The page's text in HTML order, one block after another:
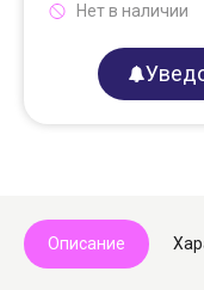
Нет в наличии
Описание